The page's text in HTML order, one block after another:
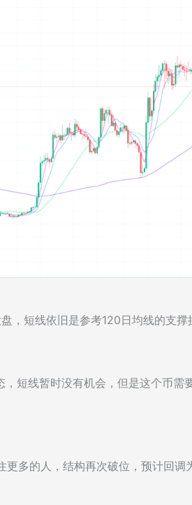
，短线依旧是参考120日均线的支撑
短线暂时没有机会，但是这个币需
多的人，结构再次破位，预计回调